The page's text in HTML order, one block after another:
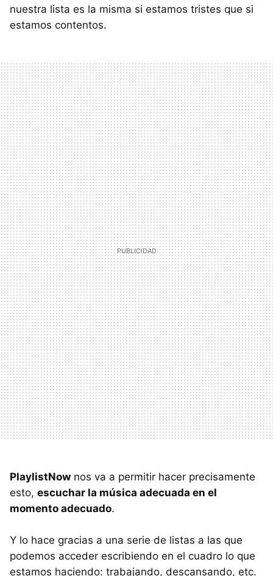
nuestra lista es la misma si estamos tristes que si
estamos contentos.
PlaylistNow nos va a permitir hacer precisamente
esto, escuchar la música adecuada en el
momento adecuado.
Y lo hace gracias a una serie de listas a las que
podemos acceder escribiendo en el cuadro lo que
estamos haciendo: trabajando, descansando, etc.